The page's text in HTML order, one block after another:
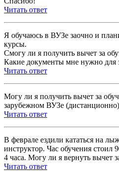
Читать ответ
Я обучаюсь в ВУЗе заочно и
курсы.
Смогу ли я получить вычет за
Какие документы мне нужно для
Читать ответ
Могу ли я получить вычет за
зарубежном ВУЗе
Читать ответ
В феврале ездили кататься на
инструктор. Час обучения стоил
4 часа. Могу ли я вернуть вычет
Читать ответ